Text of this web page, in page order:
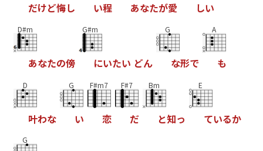
だけど悔し い程 あなたが愛 しい
D#m
あなたの傍
G#m
にいたい どん
G
な形で
A
も
D
叶わな
G
い
F#m7
恋
F#7
だ
Bm
と知っ
E
ているか
G